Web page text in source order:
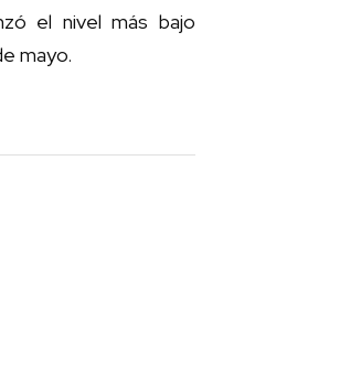
el nivel más bajo
mayo.